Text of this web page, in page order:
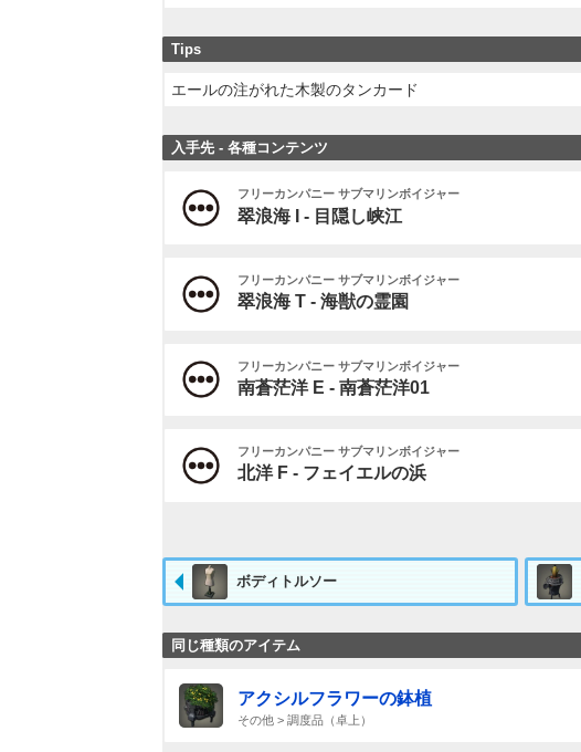
Tips
エールの注がれた木製のタンカード
入手先 - 各種コンテンツ
フリーカンパニー サブマリンボイジャー
翠浪海 I - 目隠し峡江
フリーカンパニー サブマリンボイジャー
翠浪海 T - 海獣の霊園
フリーカンパニー サブマリンボイジャー
南蒼茫洋 E - 南蒼茫洋01
フリーカンパニー サブマリンボイジャー
北洋 F - フェイエルの浜
ボディトルソー
同じ種類のアイテム
アクシルフラワーの鉢植
その他 > 調度品（卓上）